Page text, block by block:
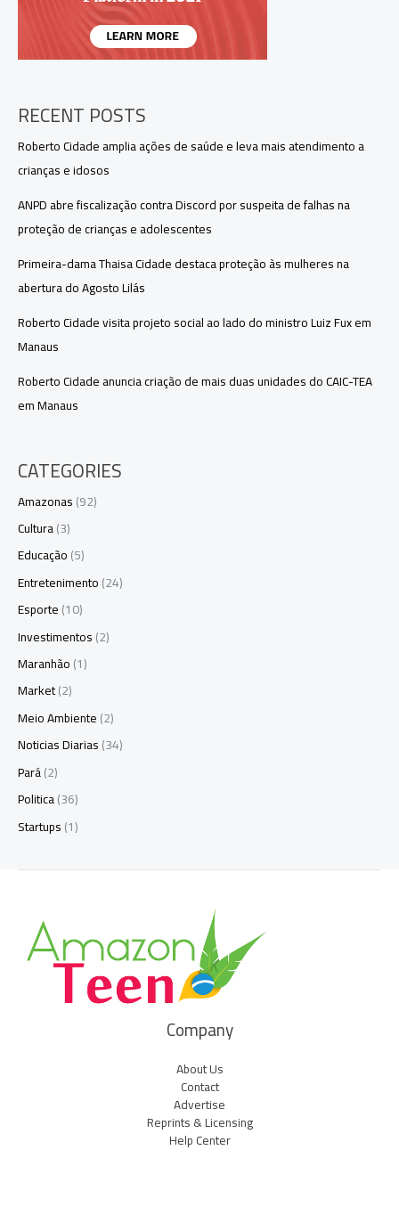
Amazonas
RECENT POSTS
Roberto Cidade amplia ações de saúde e leva mais atendimento a
crianças e idosos
ANPD abre fiscalização contra Discord por suspeita de falhas na
proteção de crianças e adolescentes
Primeira-dama Thaisa Cidade destaca proteção às mulheres na
abertura do Agosto Lilás
Roberto Cidade visita projeto social ao lado do ministro Luiz Fux em
Manaus
Roberto Cidade anuncia criação de mais duas unidades do CAIC-TEA
em Manaus
CATEGORIES
Amazonas(92)
Cultura(3)
Educação(5)
Entretenimento(24)
Esporte(10)
Investimentos(2)
Maranhão(1)
Market(2)
Meio Ambiente(2)
Noticias Diarias(34)
Pará(2)
Politica(36)
Startups(1)
Company
About Us
Contact
Advertise
Reprints & Licensing
Help Center